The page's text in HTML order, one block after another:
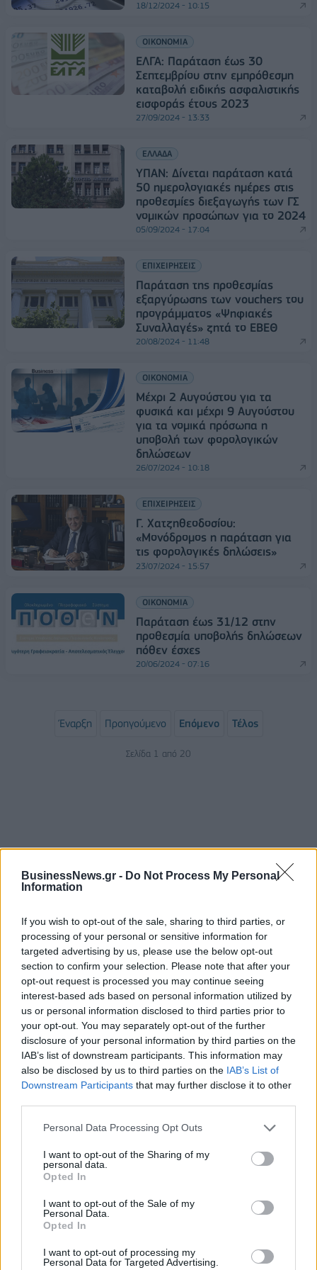
BusinessNews.gr - Do Not Process My Personal
Information
If you wish to opt-out of the sale, sharing to third parties, or
processing of your personal or sensitive information for
targeted advertising by us, please use the below opt-out
section to confirm your selection. Please note that after your
opt-out request is processed you may continue seeing
interest-based ads based on personal information utilized by
us or personal information disclosed to third parties prior to
your opt-out. You may separately opt-out of the further
disclosure of your personal information by third parties on the
IAB’s list of downstream participants. This information may
also be disclosed by us to third parties on the IAB’s List of
Downstream Participants that may further disclose it to other
Personal Data Processing Opt Outs
I want to opt-out of the Sharing of my
personal data.
Opted In
I want to opt-out of the Sale of my
Personal Data.
Opted In
I want to opt-out of processing my
Personal Data for Targeted Advertising.
18/12/2024 - 10:15
ΟΙΚΟΝΟΜΙΑ
ΕΛΓΑ: Παράταση έως 30
Σεπτεμβρίου στην εμπρόθεσμη
καταβολή ειδικής ασφαλιστικής
εισφοράς έτους 2023
27/09/2024 - 13:33
ΕΛΛΑΔΑ
ΥΠΑΝ: Δίνεται παράταση κατά
50 ημερολογιακές ημέρες στις
προθεσμίες διεξαγωγής των ΓΣ
νομικών προσώπων για το 2024
05/09/2024 - 17:04
ΕΠΙΧΕΙΡΗΣΕΙΣ
Παράταση της προθεσμίας
εξαργύρωσης των vouchers του
προγράμματος «Ψηφιακές
Συναλλαγές» ζητά το ΕΒΕΘ
20/08/2024 - 11:48
ΟΙΚΟΝΟΜΙΑ
Μέχρι 2 Αυγούστου για τα
φυσικά και μέχρι 9 Αυγούστου
για τα νομικά πρόσωπα η
υποβολή των φορολογικών
δηλώσεων
26/07/2024 - 10:18
ΕΠΙΧΕΙΡΗΣΕΙΣ
Γ. Χατζηθεοδοσίου:
«Μονόδρομος η παράταση για
τις φορολογικές δηλώσεις»
23/07/2024 - 15:57
ΟΙΚΟΝΟΜΙΑ
Παράταση έως 31/12 στην
προθεσμία υποβολής δηλώσεων
πόθεν έσχες
20/06/2024 - 07:16
Έναρξη Προηγούμενο Επόμενο Τέλος
Σελίδα 1 από 20
ΡΟΗ ΕΙΔΗΣΕΩΝ
Nintendo: Καθαρά κέρδη 809 εκατ. ευρώ στο α'
τρίμηνο – Άνοδος 53,5% σε ετήσια βάση
06/08/2026 - 12:17 ΤΕΧΝΟΛΟΓΙΑ
Κ. Μητσοτάκης κατά την παρουσίαση του myAGRO:
Σήμερα είναι μια μεγάλη μέρα για τον πρωτογενή
τομέα
06/08/2026 - 11:53 ΠΟΛΙΤΙΚΗ
Β.Σ. Καρούλιας: Τζίρος 98,7 εκατ. ευρώ και αύξηση
κερδών 57% - Τα νέα στοιχήματα σε low & non
06/08/2026 - 11:48 ΕΠΙΧΕΙΡΗΣΕΙΣ
ενίσχυση της παραγωγικότητας και τη βελτίωση της
εξυπηρέτησης
Novibet: Τριετής χρηματοδοτική συμφωνία με την